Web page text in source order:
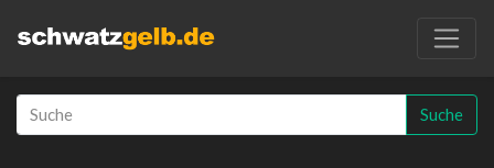
Suche